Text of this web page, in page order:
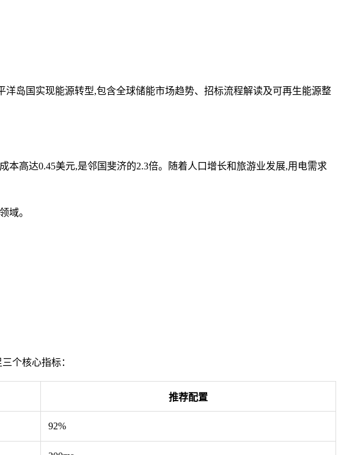
岛国实现能源转型,包含全球储能市场趋势、招标流程解读及可再生能源整
高达0.45美元,是邻国斐济的2.3倍。随着人口增长和旅游业发展,用电需求
域。
个核心指标：
推荐配置
92%